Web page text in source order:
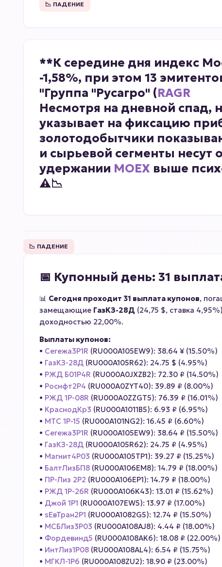
📉 ПАДЕНИЕ
**К середине дня индекс
-1,58%, при этом 13
"Группа "Русагро" (RAGR
Несмотря на дневной спад,
указывает на фиксацию
золотодобытчики
и сырьевой сегменты несут
удержании MOEX выше
⚠️📉
📉 ПАДЕНИЕ
📅 Купонный день: 31
📊 Сегодня проходит 31 выплата купонов,
замещающие ГазКЗ-28Д (24,75 $, ставка
доходностью 22,00%.
Выплаты купонов:
• Сегежа3P1R (RU000A105EW9): 38.64 ¥ (15.50%)
• ГазКЗ-28Д (RU000A105R62): 24.75 $ (4.95%)
• РЖД Б01P4R (RU000A0JXZB2): 72.30 ₽ (14.50%)
• Роснфт2P4 (RU000A0ZYT40): 39.89 ₽ (8.00%)
• РЖД 1Р-08R (RU000A0ZZGT5): 76.39 ₽ (16.01%)
• КраснодКр3 (RU000A1011B5): 6.93 ₽ (6.95%)
• МТС 1P-15 (RU000A101NG2): 16.45 ₽ (6.60%)
• Сегежа3P1R (RU000A105EW9): 38.64 ₽ (15.50%)
• ГазКЗ-28Д (RU000A105R62): 24.75 ₽ (4.95%)
• Магнит4P03 (RU000A105TP1): 39.27 ₽ (15.25%)
• БалтЛизБП8 (RU000A106EM8): 14.79 ₽ (18.00%)
• ПР-Лиз 2P2 (RU000A106EP1): 14.79 ₽ (18.00%)
• РЖД 1Р-26R (RU000A106K43): 13.01 ₽ (15.62%)
• Джой 1P1 (RU000A107EW5): 13.97 ₽ (17.00%)
• sЕвТран2P1 (RU000A1082G5): 12.74 ₽ (15.50%)
• МСБЛиз3P03 (RU000A108AJ8): 4.44 ₽ (18.00%)
• Фордевинд5 (RU000A108AK6): 18.08 ₽ (22.00%)
• ИнтЛиз1Р08 (RU000A108AL4): 6.54 ₽ (15.75%)
• МГКЛ-1P6 (RU000A108ZU2): 18.90 ₽ (23.00%)